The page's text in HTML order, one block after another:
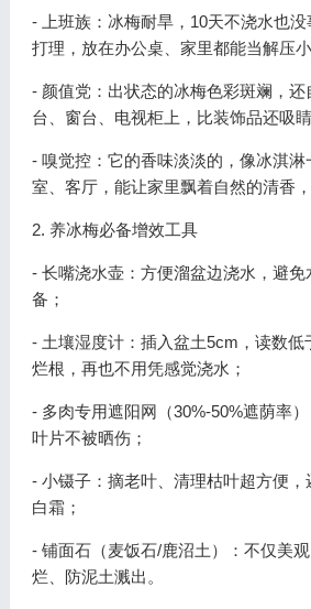
- 上班族：冰梅耐旱，10天不浇水也
打理，放在办公桌、家里都能当解压小
- 颜值党：出状态的冰梅色彩斑斓，
台、窗台、电视柜上，比装饰品还吸睛
- 嗅觉控：它的香味淡淡的，像冰淇
室、客厅，能让家里飘着自然的清香
2. 养冰梅必备增效工具
- 长嘴浇水壶：方便溜盆边浇水，避
备；
- 土壤湿度计：插入盆土5cm，读数低
烂根，再也不用凭感觉浇水；
- 多肉专用遮阳网（30%-50%遮荫率
叶片不被晒伤；
- 小镊子：摘老叶、清理枯叶超方便
白霜；
- 铺面石（麦饭石/鹿沼土）：不仅美
烂、防泥土溅出。